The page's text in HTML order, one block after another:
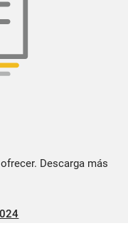
Descarga más